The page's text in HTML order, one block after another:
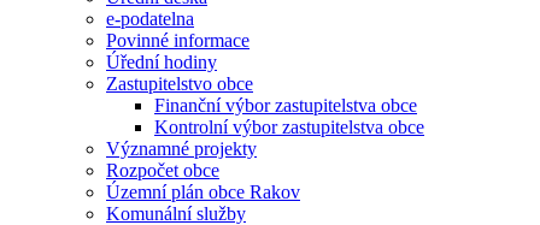
e-podatelna
Povinné informace
Úřední hodiny
Zastupitelstvo obce
Finanční výbor zastupitelstva obce
Kontrolní výbor zastupitelstva obce
Významné projekty
Rozpočet obce
Územní plán obce Rakov
Komunální služby